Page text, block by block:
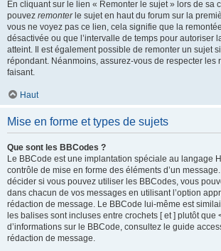
En cliquant sur le lien « Remonter le sujet » lors de sa
pouvez remonterle sujet en haut du forum sur la
vous ne voyez pas ce lien, cela signifie que la
désactivée ou que l’intervalle de temps pour autoriser
atteint. Il est également possible de remonter un sujet
répondant. Néanmoins, assurez-vous de respecter les
faisant.
Haut
Mise en forme et types de sujets
Que sont les BBCodes ?
Le BBCode est une implantation spéciale au langage
contrôle de mise en forme des éléments d’un
décider si vous pouvez utiliser les BBCodes, vous
dans chacun de vos messages en utilisant l’option
rédaction de message. Le BBCode lui-même est
les balises sont incluses entre crochets [ et ] plutôt que
d’informations sur le BBCode, consultez le guide
rédaction de message.